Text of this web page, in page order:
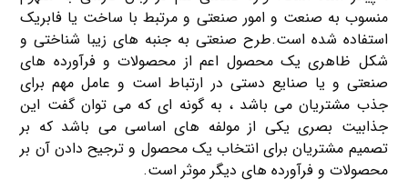
منسوب به صنعت و امور صنعتی و مرتبط با ساخت یا فابریک
استفاده شده است.طرح صنعتی به جنبه های زیبا شناختی و
شکل ظاهری یک محصول اعم از محصولات و فرآورده های
صنعتی و یا صنایع دستی در ارتباط است و عامل مهم برای
جذب مشتریان می باشد ، به گونه ای که می توان گفت این
جذابیت بصری یکی از مولفه های اساسی می باشد که بر
تصمیم مشتریان برای انتخاب یک محصول و ترجیح دادن آن بر
محصولات و فرآورده های دیگر موثر است.